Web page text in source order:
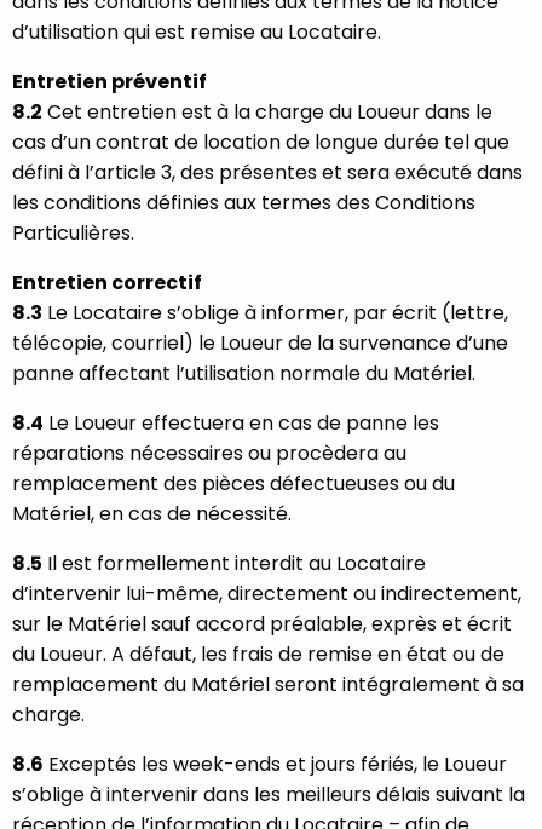
d’utilisation qui est remise au Locataire.
Entretien préventif
8.2 Cet entretien est à la charge du Loueur dans le
cas d’un contrat de location de longue durée tel que
défini à l’article 3, des présentes et sera exécuté dans
les conditions définies aux termes des Conditions
Particulières.
Entretien correctif
8.3 Le Locataire s’oblige à informer, par écrit (lettre,
télécopie, courriel) le Loueur de la survenance d’une
panne affectant l’utilisation normale du Matériel.
8.4 Le Loueur effectuera en cas de panne les
réparations nécessaires ou procèdera au
remplacement des pièces défectueuses ou du
Matériel, en cas de nécessité.
8.5 Il est formellement interdit au Locataire
d’intervenir lui-même, directement ou indirectement,
sur le Matériel sauf accord préalable, exprès et écrit
du Loueur. A défaut, les frais de remise en état ou de
remplacement du Matériel seront intégralement à sa
charge.
8.6 Exceptés les week-ends et jours fériés, le Loueur
s’oblige à intervenir dans les meilleurs délais suivant la